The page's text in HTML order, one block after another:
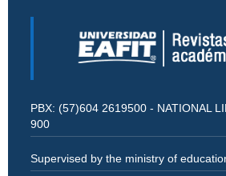
PBX: (57)604 2619500 - NATIONAL
900
Supervised by the ministry of